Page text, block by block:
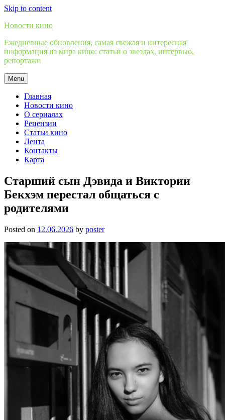
Skip to content
Новости кино
Ежедневные обновления, самая свежая и интересная
информация из мира кино: статьи о звездах, интервью,
репортажи
Menu
Главная
Новости кино
О сериалах
Рецензии
Статьи кино
Лента
Контакты
Карта
Старший сын Дэвида и Виктории
Бекхэм перестал общаться с
родителями
Posted on 12.06.2026 by poster